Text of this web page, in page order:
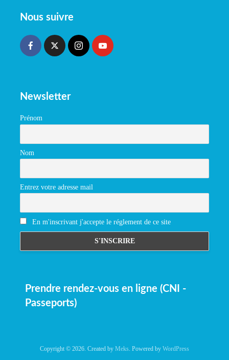
Nous suivre
Newsletter
Prénom
Nom
Entrez votre adresse mail
En m'inscrivant j'accepte le réglement de ce site
Prendre rendez-vous en ligne (CNI -
Passeports)
Copyright © 2026. Created by Meks. Powered by WordPress